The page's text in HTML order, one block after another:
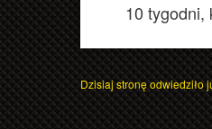
10 tygodni,
Dzisiaj stronę odwiedziło